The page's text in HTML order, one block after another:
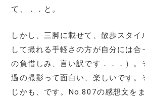
て、．．と。
しかし、三脚に載せて、散歩スタイ
して撮れる手軽さの方が自分には合
の負惜しみ、言い訳です．．．）。
過の撮影って面白い、楽しいです。
じかも、です。No.807の感想文を